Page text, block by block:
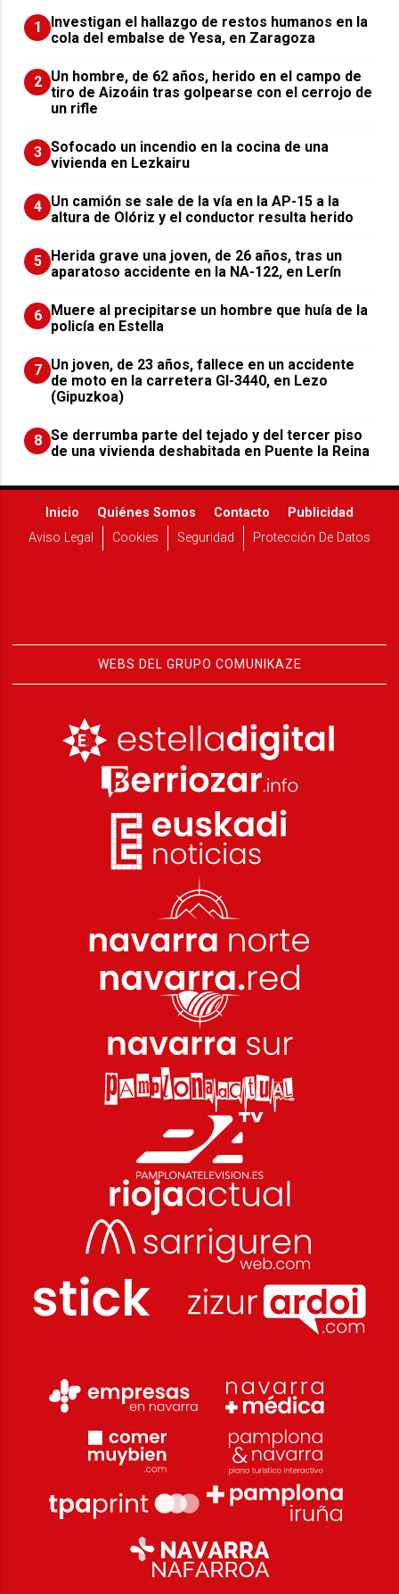
1
Investigan el hallazgo de restos humanos en la
cola del embalse de Yesa, en Zaragoza
2 Un hombre, de 62 años, herido en el campo de
tiro de Aizoáin tras golpearse con el cerrojo de
un rifle
3 Sofocado un incendio en la cocina de una
vivienda en Lezkairu
4 Un camión se sale de la vía en la AP-15 a la
altura de Olóriz y el conductor resulta herido
5
Herida grave una joven, de 26 años, tras un
aparatoso accidente en la NA-122, en Lerín
6
Muere al precipitarse un hombre que huía de la
policía en Estella
7 Un joven, de 23 años, fallece en un accidente
de moto en la carretera GI-3440, en Lezo
(Gipuzkoa)
8 Se derrumba parte del tejado y del tercer piso
de una vivienda deshabitada en Puente la Reina
Inicio Quiénes Somos Contacto
Publicidad
Aviso Legal
Cookies Seguridad Protección De Datos
WEBS DEL GRUPO COMUNIKAZE